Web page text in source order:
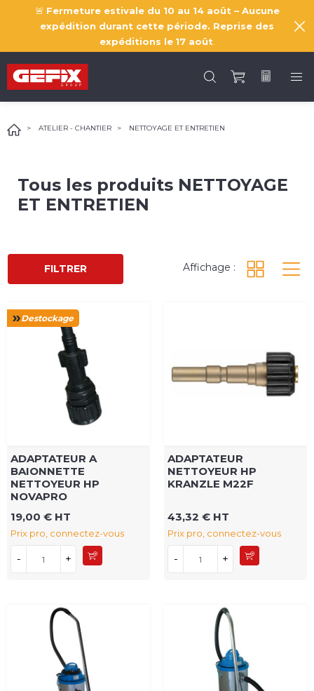
🚨 Fermeture estivale du 10 au 14 août – Aucune
expédition durant cette période. Reprise des
expéditions le 17 août
ATELIER - CHANTIER NETTOYAGE ET ENTRETIEN
Tous les produits NETTOYAGE
ET ENTRETIEN
FILTRER Affichage :
Destockage
ADAPTATEUR A
BAIONNETTE
NETTOYEUR HP
NOVAPRO
19,00 € HT
Prix pro, connectez-vous
- +
ADAPTATEUR
NETTOYEUR HP
KRANZLE M22F
43,32 € HT
Prix pro, connectez-vous
- +